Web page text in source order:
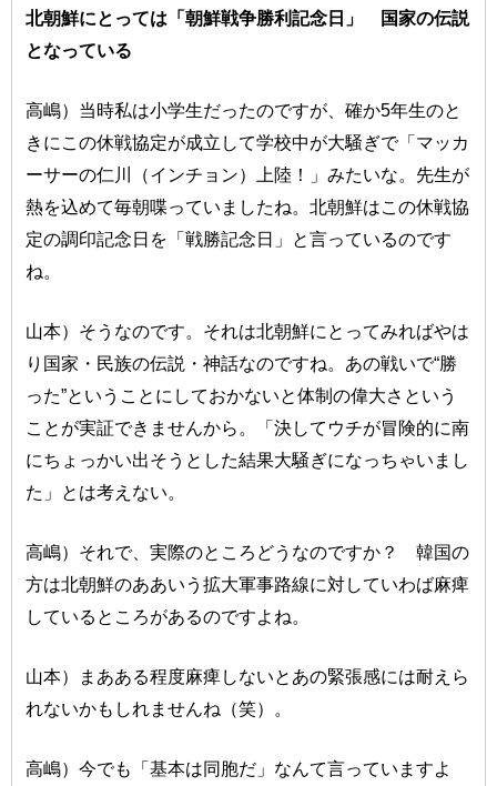
北朝鮮にとっては「朝鮮戦争勝利記念日」 国家の伝説
となっている
高嶋）当時私は小学生だったのですが、確か5年生のと
きにこの休戦協定が成立して学校中が大騒ぎで「マッカ
ーサーの仁川（インチョン）上陸！」みたいな。先生が
熱を込めて毎朝喋っていましたね。北朝鮮はこの休戦協
定の調印記念日を「戦勝記念日」と言っているのです
ね。
山本）そうなのです。それは北朝鮮にとってみればやは
り国家・民族の伝説・神話なのですね。あの戦いで“勝
った”ということにしておかないと体制の偉大さという
ことが実証できませんから。「決してウチが冒険的に南
にちょっかい出そうとした結果大騒ぎになっちゃいまし
た」とは考えない。
高嶋）それで、実際のところどうなのですか？ 韓国の
方は北朝鮮のああいう拡大軍事路線に対していわば麻痺
しているところがあるのですよね。
山本）まあある程度麻痺しないとあの緊張感には耐えら
れないかもしれませんね（笑）。
高嶋）今でも「基本は同胞だ」なんて言っていますよ